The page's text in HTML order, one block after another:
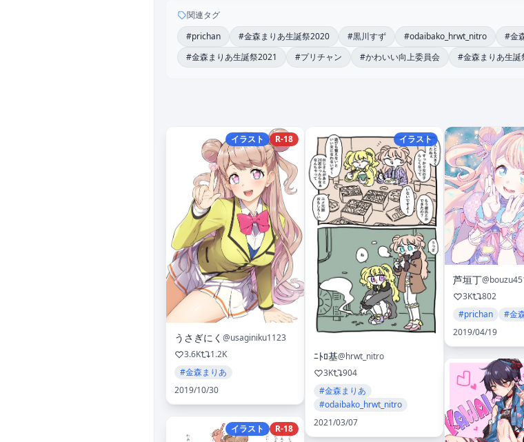
関連タグ
#prichan
#金森まりあ生誕祭2020 #黒川すず #odaibako_hrwt_nitro #金
#金森まりあ生誕祭2021
#プリチャン #かわいい向上委員会 #金森まりあ生誕
イラスト R-18
うさぎにく @usaginiku1123
3.6K
1.2K
#金森まりあ
2019/10/30
イラスト R-18
イラスト
ﾆﾄﾛ基@hrwt_nitro
3K
904
#金森まりあ
#odaibako_hrwt_nitro
2021/03/07
芦垣丁
3K
802
#prichan
#金
2019/04/19